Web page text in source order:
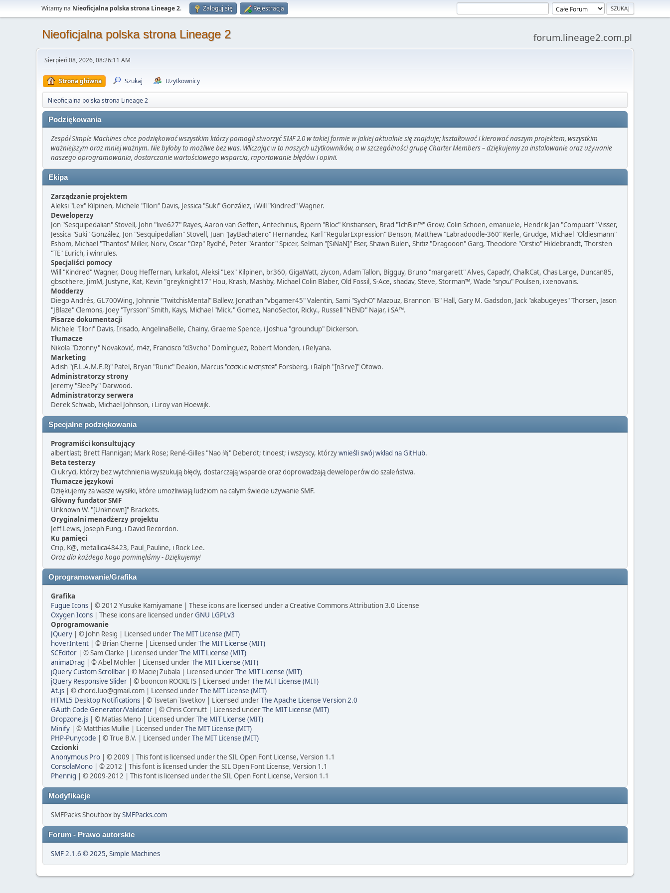
Witamy na Nieoficjalna polska strona Lineage 2. Zaloguj się Rejestracja
Nieoficjalna polska strona Lineage 2 forum.lineage2.com.pl
Sierpień 08, 2026, 08:26:11 AM
Strona główna Szukaj Użytkownicy
Nieoficjalna polska strona Lineage 2
Podziękowania
Zespół Simple Machines chce podziękować wszystkim którzy pomogli stworzyć SMF 2.0 w takiej formie w jakiej aktualnie się znajduje; kształtować i kierować naszym projektem, wszystkim
ważniejszym oraz mniej ważnym. Nie byłoby to możliwe bez was. Wliczając w to naszych użytkowników, a w szczególności grupę Charter Members – dziękujemy za instalowanie oraz używanie
naszego oprogramowania, dostarczanie wartościowego wsparcia, raportowanie błędów i opinii.
Ekipa
Zarządzanie projektem
Aleksi "Lex" Kilpinen, Michele "Illori" Davis, Jessica "Suki" González, i Will "Kindred" Wagner.
Deweloperzy
Jon "Sesquipedalian" Stovell, John "live627" Rayes, Aaron van Geffen, Antechinus, Bjoern "Bloc" Kristiansen, Brad "IchBin™" Grow, Colin Schoen, emanuele, Hendrik Jan "Compuart" Visser,
Jessica "Suki" González, Jon "Sesquipedalian" Stovell, Juan "JayBachatero" Hernandez, Karl "RegularExpression" Benson, Matthew "Labradoodle-360" Kerle, Grudge, Michael "Oldiesmann"
Eshom, Michael "Thantos" Miller, Norv, Oscar "Ozp" Rydhé, Peter "Arantor" Spicer, Selman "[SiNaN]" Eser, Shawn Bulen, Shitiz "Dragooon" Garg, Theodore "Orstio" Hildebrandt, Thorsten
"TE" Eurich, i winrules.
Specjaliści pomocy
Will "Kindred" Wagner, Doug Heffernan, lurkalot, Aleksi "Lex" Kilpinen, br360, GigaWatt, ziycon, Adam Tallon, Bigguy, Bruno "margarett" Alves, CapadY, ChalkCat, Chas Large, Duncan85,
gbsothere, JimM, Justyne, Kat, Kevin "greyknight17" Hou, Krash, Mashby, Michael Colin Blaber, Old Fossil, S-Ace, shadav, Steve, Storman™, Wade "sησω" Poulsen, i xenovanis.
Modderzy
Diego Andrés, GL700Wing, Johnnie "TwitchisMental" Ballew, Jonathan "vbgamer45" Valentin, Sami "SychO" Mazouz, Brannon "B" Hall, Gary M. Gadsdon, Jack "akabugeyes" Thorsen, Jason
"JBlaze" Clemons, Joey "Tyrsson" Smith, Kays, Michael "Mick." Gomez, NanoSector, Ricky., Russell "NEND" Najar, i SA™.
Pisarze dokumentacji
Michele "Illori" Davis, Irisado, AngelinaBelle, Chainy, Graeme Spence, i Joshua "groundup" Dickerson.
Tłumacze
Nikola "Dzonny" Novaković, m4z, Francisco "d3vcho" Domínguez, Robert Monden, i Relyana.
Marketing
Adish "(F.L.A.M.E.R)" Patel, Bryan "Runic" Deakin, Marcus "cσσкιє мσηѕтєя" Forsberg, i Ralph "[n3rve]" Otowo.
Administratorzy strony
Jeremy "SleePy" Darwood.
Administratorzy serwera
Derek Schwab, Michael Johnson, i Liroy van Hoewijk.
Specjalne podziękowania
Programiści konsultujący
albertlast; Brett Flannigan; Mark Rose; René-Gilles "Nao 尚" Deberdt; tinoest; i wszyscy, którzywnieśli swój wkład na GitHub.
Beta testerzy
Ci ukryci, którzy bez wytchnienia wyszukują błędy, dostarczają wsparcie oraz doprowadzają deweloperów do szaleństwa.
Tłumacze językowi
Dziękujemy za wasze wysiłki, które umożliwiają ludziom na całym świecie używanie SMF.
Główny fundator SMF
Unknown W. "[Unknown]" Brackets.
Oryginalni menadżerzy projektu
Jeff Lewis, Joseph Fung, i David Recordon.
Ku pamięci
Crip, K@, metallica48423, Paul_Pauline, i Rock Lee.
Oraz dla każdego kogo pominęliśmy - Dziękujemy!
Oprogramowanie/Grafika
Grafika
Fugue Icons | © 2012 Yusuke Kamiyamane | These icons are licensed under a Creative Commons Attribution 3.0 License
Oxygen Icons | These icons are licensed underGNU LGPLv3
Oprogramowanie
JQuery | © John Resig | Licensed underThe MIT License (MIT)
hoverIntent | © Brian Cherne | Licensed underThe MIT License (MIT)
SCEditor | © Sam Clarke | Licensed underThe MIT License (MIT)
animaDrag | © Abel Mohler | Licensed underThe MIT License (MIT)
jQuery Custom Scrollbar | © Maciej Zubala | Licensed underThe MIT License (MIT)
jQuery Responsive Slider | © booncon ROCKETS | Licensed underThe MIT License (MIT)
At.js | ©chord.luo@gmail.com | Licensed underThe MIT License (MIT)
HTML5 Desktop Notifications | © Tsvetan Tsvetkov | Licensed underThe Apache License Version 2.0
GAuth Code Generator/Validator | © Chris Cornutt | Licensed underThe MIT License (MIT)
Dropzone.js | © Matias Meno | Licensed underThe MIT License (MIT)
Minify | © Matthias Mullie | Licensed underThe MIT License (MIT)
PHP-Punycode | © True B.V. | Licensed underThe MIT License (MIT)
Czcionki
Anonymous Pro | © 2009 | This font is licensed under the SIL Open Font License, Version 1.1
ConsolaMono | © 2012 | This font is licensed under the SIL Open Font License, Version 1.1
Phennig | © 2009-2012 | This font is licensed under the SIL Open Font License, Version 1.1
Modyfikacje
SMFPacks Shoutbox bySMFPacks.com
Forum - Prawo autorskie
SMF 2.1.6 © 2025, Simple Machines